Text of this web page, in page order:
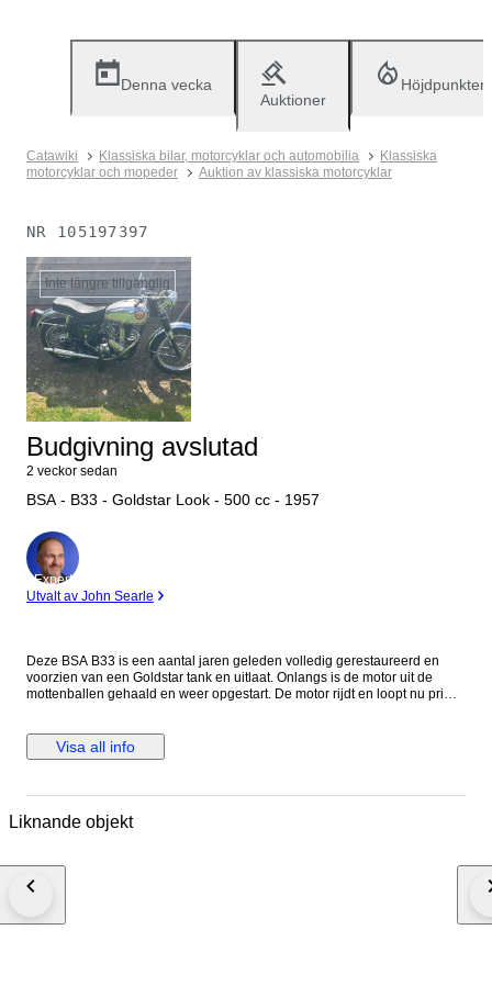
Denna vecka
Auktioner
Höjdpunkter
Catawiki Klassiska bilar, motorcyklar och automobilia
Klassiska
motorcyklar och mopeder
Auktion av klassiska motorcyklar
NR 105197397
Inte längre tillgänglig
Budgivning avslutad
2 veckor sedan
BSA - B33 - Goldstar Look - 500 cc - 1957
Expert
Utvalt av John Searle
Deze BSA B33 is een aantal jaren geleden volledig gerestaureerd en
voorzien van een Goldstar tank en uitlaat. Onlangs is de motor uit de
mottenballen gehaald en weer opgestart. De motor rijdt en loopt nu prima.
Visa all info
Liknande objekt